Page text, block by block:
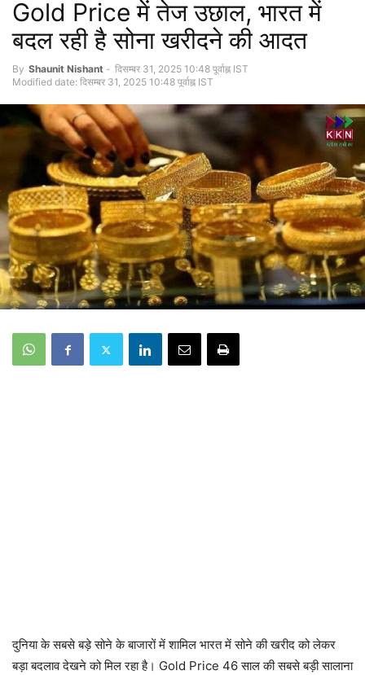
Gold Price में तेज उछाल, भारत में
बदल रही है सोना खरीदने की आदत
By Shaunit Nishant - दिसम्बर 31, 2025 10:48 पूर्वाह्न IST
Modified date: दिसम्बर 31, 2025 10:48 पूर्वाह्न IST
दुनिया के सबसे बड़े सोने के बाजारों में शामिल भारत में सोने की खरीद को लेकर
बड़ा बदलाव देखने को मिल रहा है। Gold Price 46 साल की सबसे बड़ी सालाना